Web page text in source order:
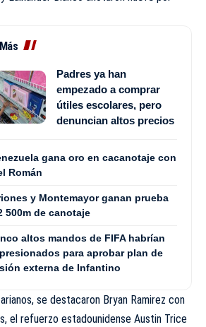
Padres ya han
empezado a comprar
útiles escolares, pero
denuncian altos precios
gana oro en cacanotaje con
Román
y Montemayor ganan prueba
500m de canotaje
altos mandos de FIFA habrían
para aprobar plan de
externa de Infantino
se destacaron Bryan Ramirez con
el refuerzo estadounidense Austin Trice